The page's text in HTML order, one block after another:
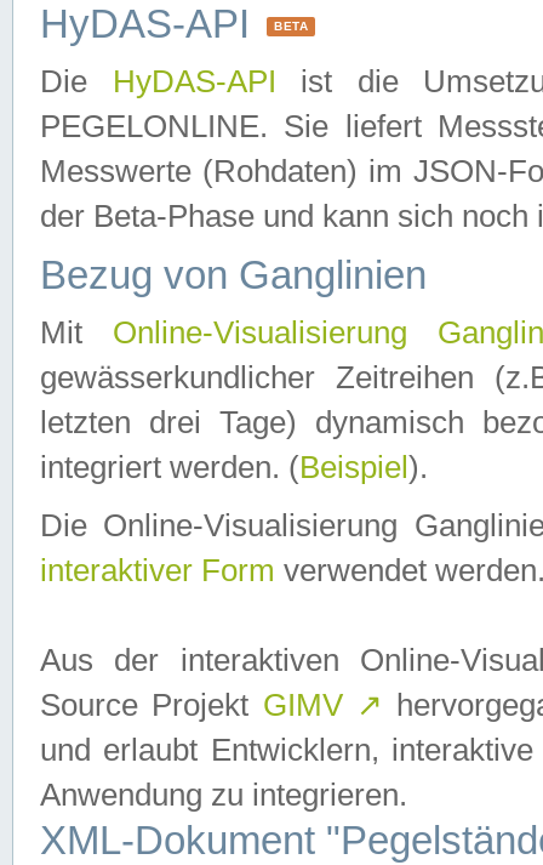
HyDAS-API BETA
Die HyDAS-API ist die
PEGELONLINE. Sie liefert
Messwerte (Rohdaten) im JSON-
der Beta-Phase und kann sich noch
Bezug von Ganglinien
Mit Online-Visualisierung
gewässerkundlicher Zeitreihen
letzten drei Tage) dynamisch
integriert werden. (Beispiel ).
Die Online-Visualisierung
interaktiver Form verwendet
Aus der interaktiven Online-
Source Projekt GIMV ↗
und erlaubt Entwicklern,
Anwendung zu integrieren.
XML-Dokument